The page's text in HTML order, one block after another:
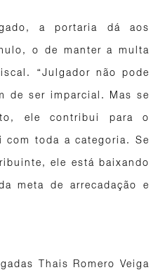
a portaria dá aos
o de manter a multa
“Julgador não pode
de ser imparcial. Mas se
ele contribui para o
com toda a categoria. Se
ele está baixando
meta de arrecadação e
Thais Romero Veiga